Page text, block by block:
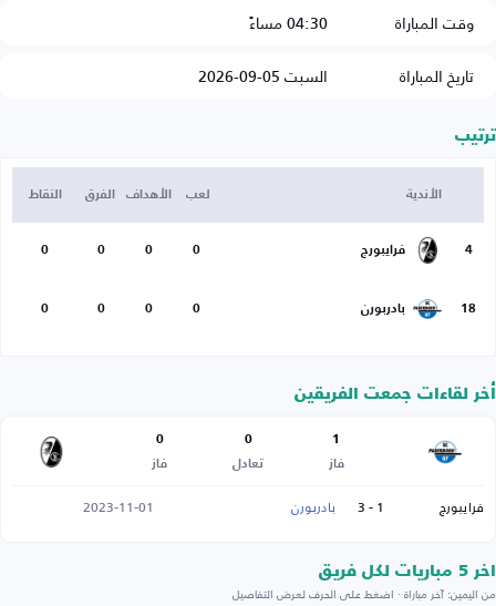
وقت المباراة
04:30 مساءً
تاريخ المباراة
السبت 05-09-2026
ترتيب
الأندية لعب الأهداف الفرق النقاط
4 فرايبورج 0
0
0
0
18 بادربورن 0
0
0
0
أخر لقاءات جمعت الفريقين
1
فاز
0
تعادل
0
فاز
فرايبورج 1 - 3 بادربورن 2023-11-01
اخر 5 مباريات لكل فريق
من اليمين: آخر مباراة · اضغط على الحرف لعرض التفاصيل